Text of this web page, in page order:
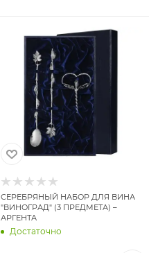
СЕРЕБРЯНЫЙ НАБОР ДЛЯ ВИНА
"ВИНОГРАД" (3 ПРЕДМЕТА) –
АРГЕНТА
Достаточно